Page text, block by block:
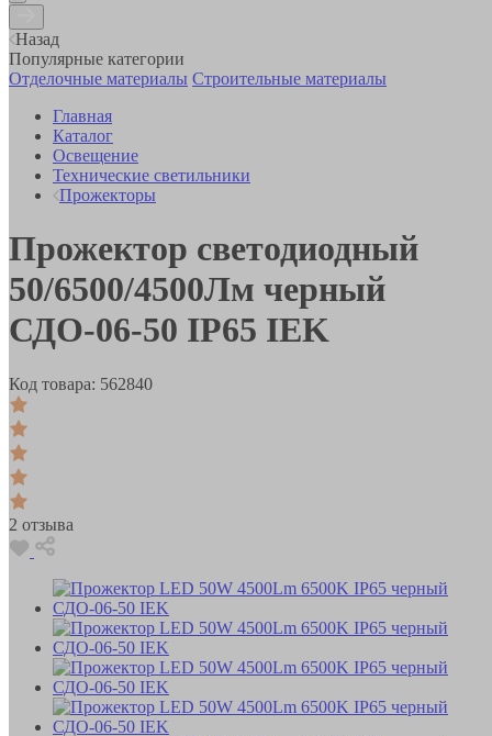
Назад
Популярные категории
Отделочные материалы Строительные материалы
Главная
Каталог
Освещение
Технические светильники
Прожекторы
Прожектор светодиодный
50/6500/4500Лм черный
СДО-06-50 IP65 IEK
Код товара: 562840
2 отзыва